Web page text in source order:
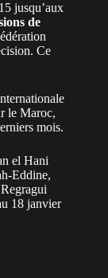
jusqu’aux
de
Ce
le Maroc,
mois.
el Hani
Eddine,
18 janvier